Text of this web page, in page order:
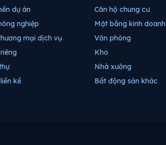
dự án
nghiệp
mại dịch vụ
kề
Căn hộ chung cư
Mặt bằng kinh doanh
Văn phòng
Kho
Nhà xưởng
Bất động sản khác